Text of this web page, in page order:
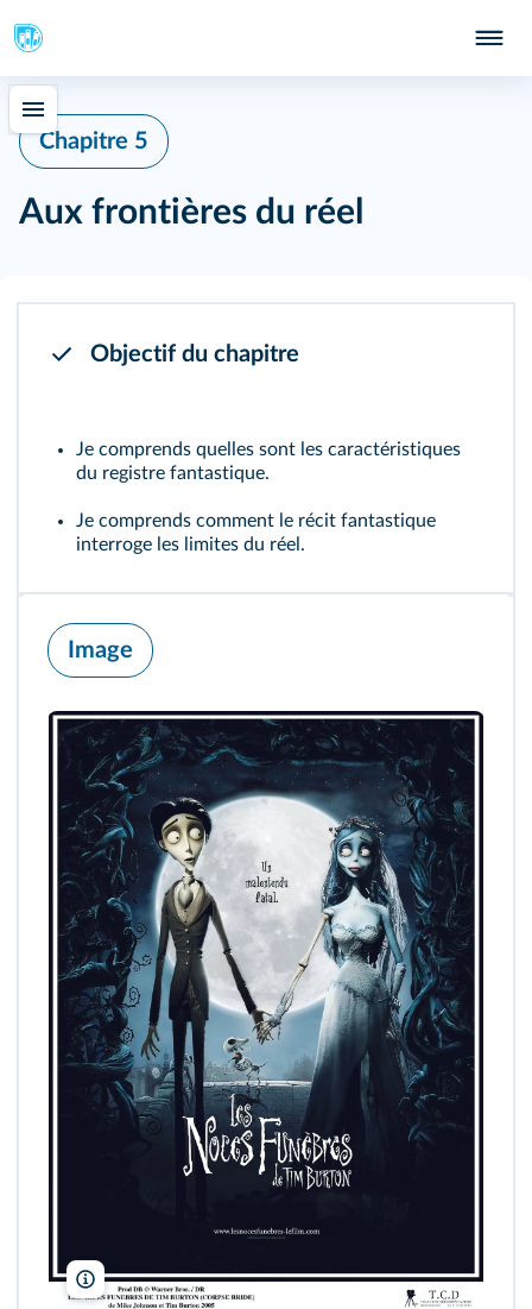
Chapitre 5
Aux frontières du réel
Objectif du chapitre
Je comprends quelles sont les caractéristiques
du registre fantastique.
Je comprends comment le récit fantastique
interroge les limites du réel.
Image
Warner Bros/DR/TCD